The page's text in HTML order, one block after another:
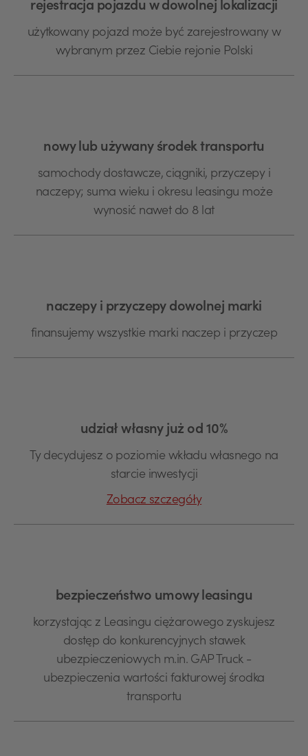
rejestracja pojazdu w dowolnej lokalizacji
użytkowany pojazd może być zarejestrowany w
wybranym przez Ciebie rejonie Polski
nowy lub używany środek transportu
samochody dostawcze, ciągniki, przyczepy i
naczepy; suma wieku i okresu leasingu może
wynosić nawet do 8 lat
naczepy i przyczepy dowolnej marki
finansujemy wszystkie marki naczep i przyczep
udział własny już od 10%
Ty decydujesz o poziomie wkładu własnego na
starcie inwestycji
Zobacz szczegóły
bezpieczeństwo umowy leasingu
korzystając z Leasingu ciężarowego zyskujesz
dostęp do konkurencyjnych stawek
ubezpieczeniowych m.in. GAP Truck -
ubezpieczenia wartości fakturowej środka
transportu